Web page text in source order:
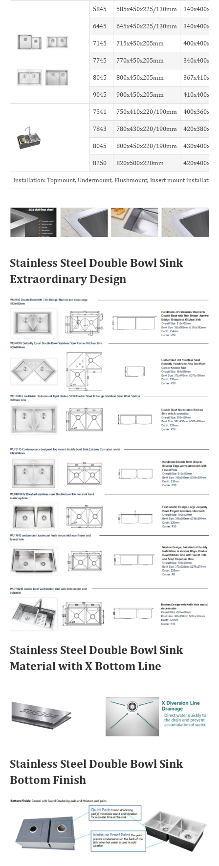
5845 585x450x225/130mm
6445 645x450x225/130mm
7145 715x450x205mm
7745 770x450x205mm
8045 800x450x205mm
9045 900x450x205mm
7541 750x410x220/190mm
7843 780x430x220/190mm
8045 800x450x220/190mm
8250 820x500x220mm
Installation: Topmount, Undermount, Flushmount, Insert mount installation
Stainless Steel Double Bowl Sink
Extraordinary Design
Stainless Steel Double Bowl Sink
Material with X Bottom Line
Stainless Steel Double Bowl Sink
Bottom Finish